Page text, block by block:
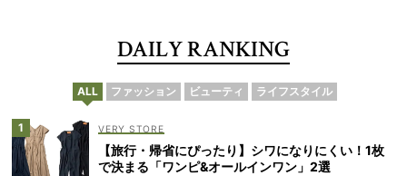
DAILY RANKING
ALL ファッション ビューティ ライフスタイル
VERY STORE
【旅行・帰省にぴったり】シワになりにくい！1枚
で決まる「ワンピ&オールインワン」2選